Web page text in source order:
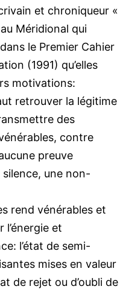
et chroniqueur «
Méridional qui
le Premier Cahier
(1991) qu’elles
motivations:
retrouver la légitime
des
contre
preuve
une non-
rend vénérables et
et
l’état de semi-
mises en valeur
de rejet ou d’oubli de